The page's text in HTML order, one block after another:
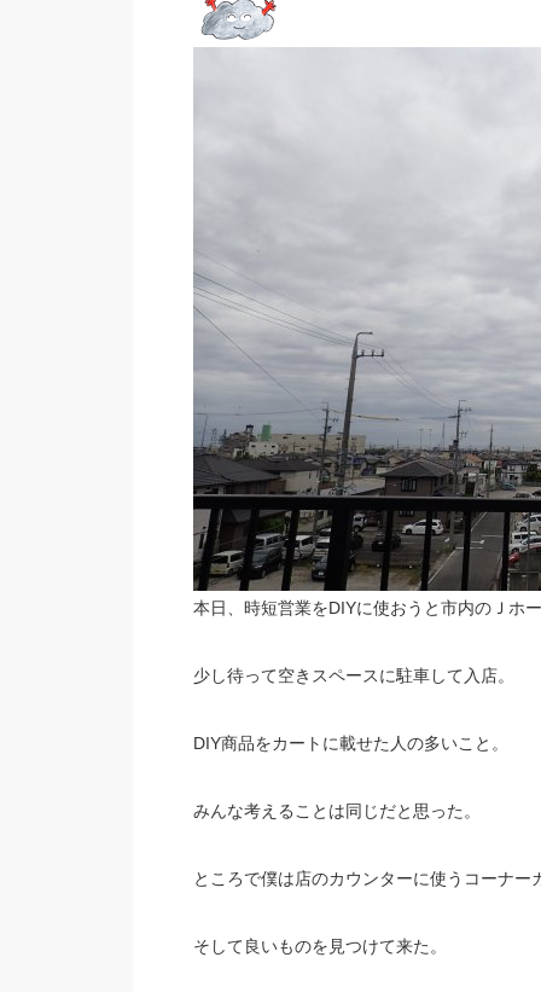
本日、時短営業をDIYに使おうと市内のＪホ
少し待って空きスペースに駐車して入店。
DIY商品をカートに載せた人の多いこと。
みんな考えることは同じだと思った。
ところで僕は店のカウンターに使うコーナ
そして良いものを見つけて来た。